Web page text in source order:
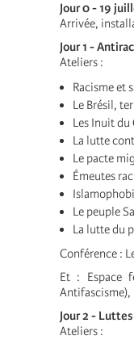
Jour 0 - 19
Arrivée,
Jour 1 -
Ateliers :
Racisme et
Le Brésil,
Les Inuit du
La lutte
Le pacte
Émeutes
Le peuple
La lutte du
Conférence :
Et : Espace
Jour 2 -
Ateliers :